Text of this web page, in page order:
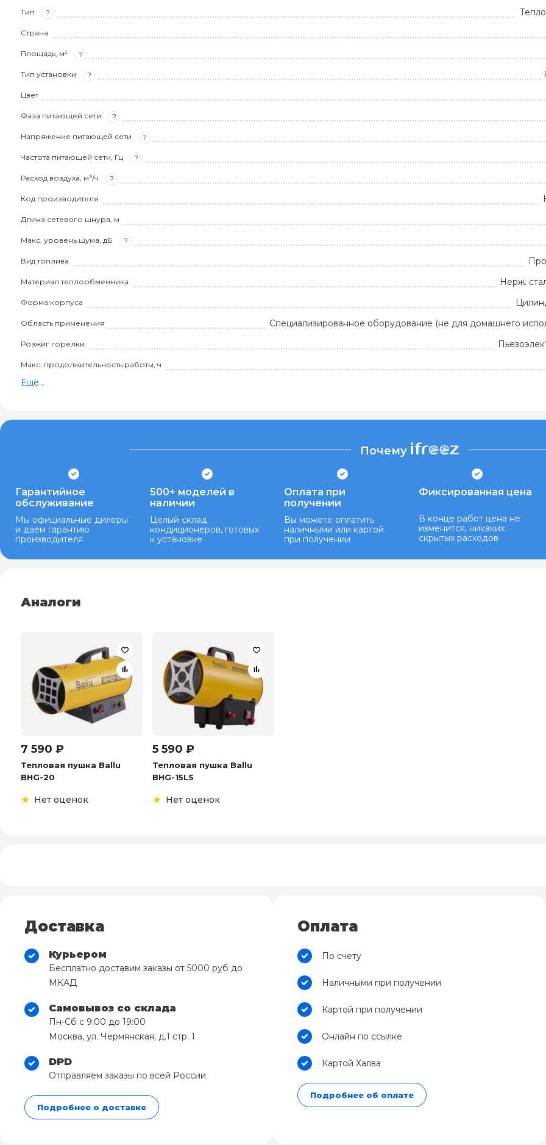
Тип ?
Страна
Площадь, м² ?
Тип установки ?
Цвет
Фаза питающей сети ?
Напряжение питающей сети ?
Частота питающей сети, Гц ?
Расход воздуха, м³/ч ?
Код производителя
Длина сетевого шнура, м
Макс. уровень шума, дБ ?
Вид топлива
Материал теплообменника Нерж.
Форма корпуса
Область применения Специализированное оборудование (не для домашнего
Розжиг горелки
Макс. продолжительность работы, ч
Ещё...
Почему
Гарантийное
обслуживание
Мы официальные дилеры
и даем гарантию
производителя
500+ моделей в
наличии
Целый склад
кондиционеров, готовых
к установке
Оплата при
получении
Вы можете оплатить
наличными или картой
при получении
Фиксированная цена
В конце работ цена не
изменится, никаких
скрытых расходов
Аналоги
7 590 ₽
Тепловая пушка Ballu
BHG-20
Нет оценок
5 590 ₽
Тепловая пушка Ballu
BHG-15LS
Нет оценок
Доставка
Курьером
Бесплатно доставим заказы от 5000 руб до
МКАД
Самовывоз со склада
Пн-Сб с 9:00 до 19:00
Москва, ул. Чермянская, д.1 стр. 1
DPD
Отправляем заказы по всей России
Подробнее о доставке
Оплата
По счету
Наличными при получении
Картой при получении
Онлайн по ссылке
Картой Халва
Подробнее об оплате